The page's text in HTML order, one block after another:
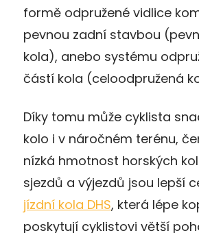
formě odpružené vidlice
pevnou zadní stavbou
kola), anebo systému
částí kola (celoodpružená
Díky tomu může cyklista
kolo i v náročném terénu,
nízká hmotnost horských
sjezdů a výjezdů jsou lepší
jízdní kola DHS, která lépe
poskytují cyklistovi větší